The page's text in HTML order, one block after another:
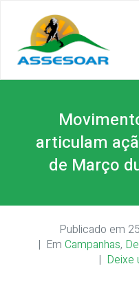
articulam
de Março
Publicado em
Em Campanhas,
Deixe